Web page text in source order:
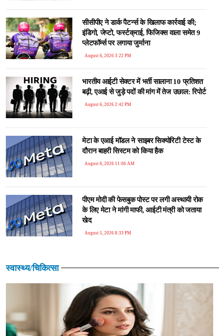
सीसीपीए ने डार्क पैटर्न्स के खिलाफ कार्रवाई की;
इंडिगो, जेप्टो, फर्स्टक्राई, फिजिक्स वाला समेत 9
प्लेटफॉर्म्स पर लगाया जुर्माना
August 6, 2026 3:22 PM
भारतीय आईटी सेक्टर में भर्ती सालाना 10 प्रतिशत
बढ़ी, एआई से जुड़े पदों की मांग में तेज उछाल: रिपोर्ट
August 6, 2026 2:42 PM
मेटा के एआई मॉडल ने साइबर सिक्योरिटी टेस्ट के
दौरान बाहरी सिस्टम को किया हैक
August 6, 2026 11:06 AM
पीएम मोदी की फेसबुक पोस्ट पर लगी अस्थायी रोक
के लिए मेटा ने मांगी माफी, आईटी मंत्री को जताया
खेद
August 5, 2026 8:33 PM
स्वास्थ्य/चिकित्सा